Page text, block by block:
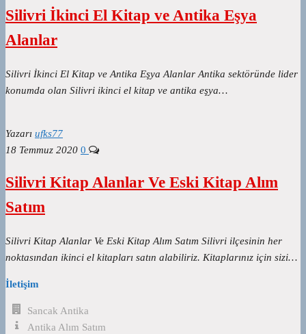
Silivri İkinci El Kitap ve Antika Eşya
Alanlar
Silivri İkinci El Kitap ve Antika Eşya Alanlar Antika sektöründe lider
konumda olan Silivri ikinci el kitap ve antika eşya…
Yazarı ufks77
18 Temmuz 2020 0
Silivri Kitap Alanlar Ve Eski Kitap Alım
Satım
Silivri Kitap Alanlar Ve Eski Kitap Alım Satım Silivri ilçesinin her
noktasından ikinci el kitapları satın alabiliriz. Kitaplarınız için sizi…
İletişim
Sancak Antika
Antika Alım Satım